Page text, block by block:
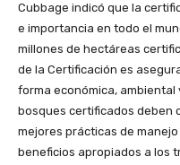
Cubbage indicó que la
e importancia en todo el
millones de hectáreas
de la Certificación es
forma económica, ambiental
bosques certificados deben
mejores prácticas de
beneficios apropiados a los